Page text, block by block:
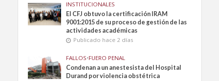
INSTITUCIONALES
El CFJ obtuvo la certificación IRAM
9001:2015 de su proceso de gestión de las
actividades académicas
Publicado hace 2 días
FALLOS•FUERO PENAL
Condenan a un anestesista del Hospital
Durand por violencia obstétrica